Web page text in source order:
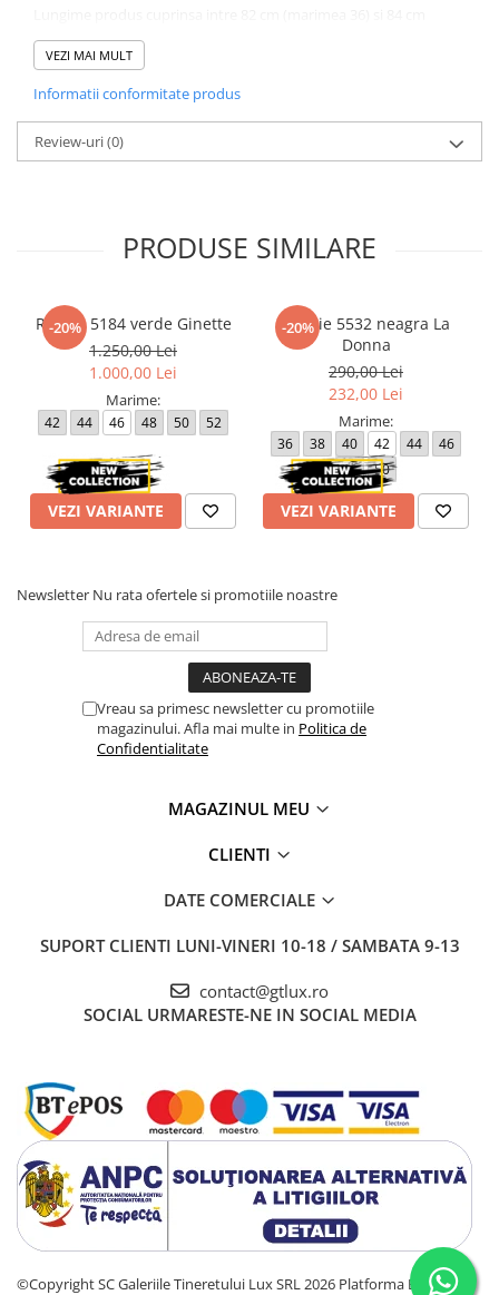
(marimea 48).
dispozitivul de pe care este vizualizat.
VEZI MAI MULT
Informatii conformitate produs
Review-uri(0)
PRODUSE SIMILARE
-20%
Rochie 5184 verde Ginette
1.250,00 Lei
1.000,00 Lei
Marime:
42 44 46 48 50 52
VEZI VARIANTE
-20%
Rochie 5532 neagra La
Donna
290,00 Lei
232,00 Lei
Marime:
36 38 40 42 44
46
48
50
VEZI VARIANTE
Newsletter Nu rata ofertele si promotiile noastre
Vreau sa primesc newsletter cu promotiile
magazinului. Afla mai multe in Politica de
Confidentialitate
MAGAZINUL MEU
CLIENTI
DATE COMERCIALE
SUPORT CLIENTI LUNI-VINERI 10-18 / SAMBATA 9-13
contact@gtlux.ro
SOCIAL URMARESTE-NE IN SOCIAL MEDIA
©Copyright SC Galeriile Tineretului Lux SRL 2026 Platforma E-